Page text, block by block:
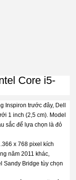
Core i5-
Inspiron trước đây, Dell
1 inch (2,5 cm). Model
sắc để lựa chọn là đỏ
x 768 pixel kích
năm 2011 khác,
Sandy Bridge tùy chọn